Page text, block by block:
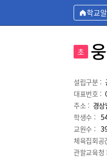
학교
초
설립구분 :
대표번호 :
주소 : 경
학생수 :
교원수 :
체육집회공
관할교육청 :